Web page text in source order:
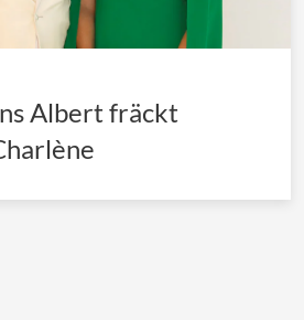
Albert fräckt